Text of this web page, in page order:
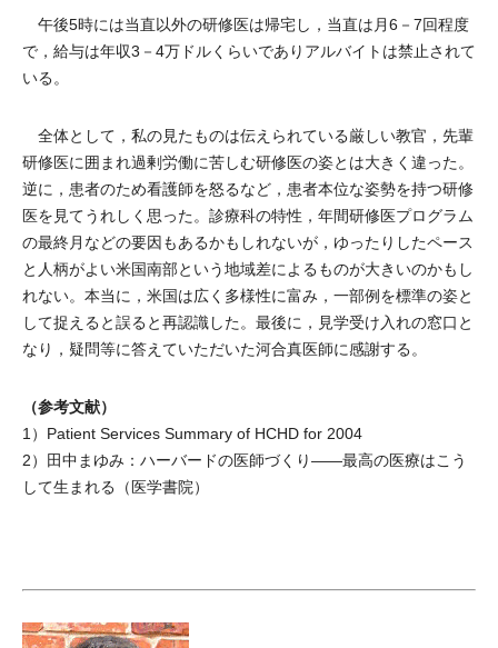
午後5時には当直以外の研修医は帰宅し，当直は月6－7回程度
で，給与は年収3－4万ドルくらいでありアルバイトは禁止されて
いる。
全体として，私の見たものは伝えられている厳しい教官，先輩
研修医に囲まれ過剰労働に苦しむ研修医の姿とは大きく違った。
逆に，患者のため看護師を怒るなど，患者本位な姿勢を持つ研修
医を見てうれしく思った。診療科の特性，年間研修医プログラム
の最終月などの要因もあるかもしれないが，ゆったりしたペース
と人柄がよい米国南部という地域差によるものが大きいのかもし
れない。本当に，米国は広く多様性に富み，一部例を標準の姿と
して捉えると誤ると再認識した。最後に，見学受け入れの窓口と
なり，疑問等に答えていただいた河合真医師に感謝する。
（参考文献）
1）Patient Services Summary of HCHD for 2004
2）田中まゆみ：ハーバードの医師づくり――最高の医療はこう
して生まれる（医学書院）